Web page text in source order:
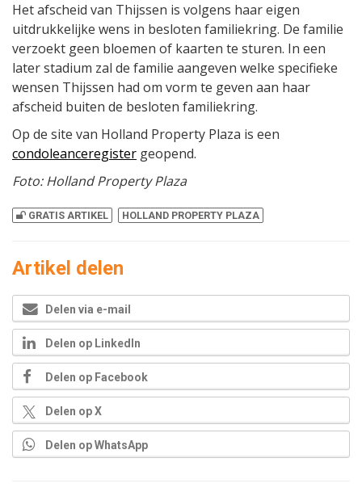
Het afscheid van Thijssen is volgens haar eigen
uitdrukkelijke wens in besloten familiekring. De familie
verzoekt geen bloemen of kaarten te sturen. In een
later stadium zal de familie aangeven welke specifieke
wensen Thijssen had om vorm te geven aan haar
afscheid buiten de besloten familiekring.
Op de site van Holland Property Plaza is een
condoleanceregister geopend.
Foto: Holland Property Plaza
GRATIS ARTIKEL HOLLAND PROPERTY PLAZA
Artikel delen
Delen via e-mail
Delen op LinkedIn
Delen op Facebook
Delen op X
Delen op WhatsApp